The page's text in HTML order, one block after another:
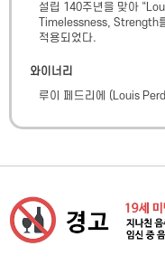
설립 140주년을 맞아
Timelessness, Strength
적용되었다.
와이너리
루이 페드리에
( Louis